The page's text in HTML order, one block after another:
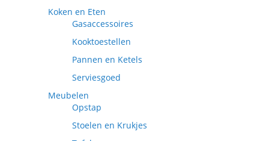
Koken en Eten
Gasaccessoires
Kooktoestellen
Pannen en Ketels
Serviesgoed
Meubelen
Opstap
Stoelen en Krukjes